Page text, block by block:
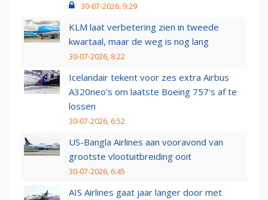
30-07-2026, 9:29
KLM laat verbetering zien in tweede
kwartaal, maar de weg is nog lang
30-07-2026, 8:22
Icelandair tekent voor zes extra Airbus
A320neo's om laatste Boeing 757's af te
lossen
30-07-2026, 6:52
US-Bangla Airlines aan vooravond van
grootste vlootuitbreiding ooit
30-07-2026, 6:45
AIS Airlines gaat jaar langer door met